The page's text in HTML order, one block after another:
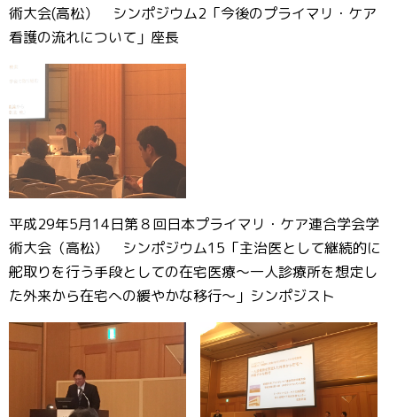
術大会(高松） シンポジウム2「今後のプライマリ・ケア
看護の流れについて」座長
平成29年5月14日第８回日本プライマリ・ケア連合学会学
術大会（高松） シンポジウム15「主治医として継続的に
舵取りを行う手段としての在宅医療～一人診療所を想定し
た外来から在宅への緩やかな移行～」シンポジスト